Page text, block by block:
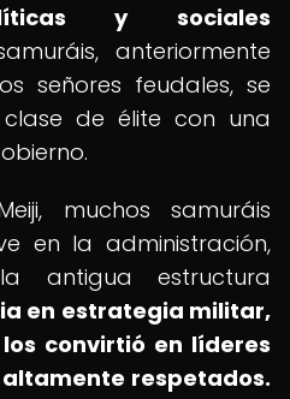
y sociales
anteriormente
señores feudales, se
de élite con una
muchos samuráis
en la administración,
antigua estructura
en estrategia militar,
convirtió en líderes
respetados.